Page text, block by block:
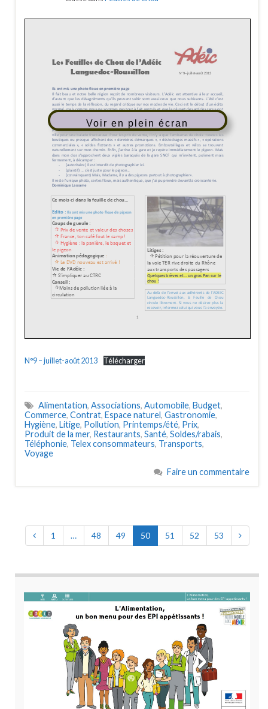
Voir en plein écran
N°9 – juillet-août 2013 Télécharger
Alimentation, Associations, Automobile, Budget,
Commerce, Contrat, Espace naturel, Gastronomie,
Hygiène, Litige, Pollution, Printemps/été, Prix,
Produit de la mer, Restaurants, Santé, Soldes/rabais,
Téléphonie, Telex consommateurs, Transports,
Voyage
Faire un commentaire
1 … 48 49 50 51 52 53